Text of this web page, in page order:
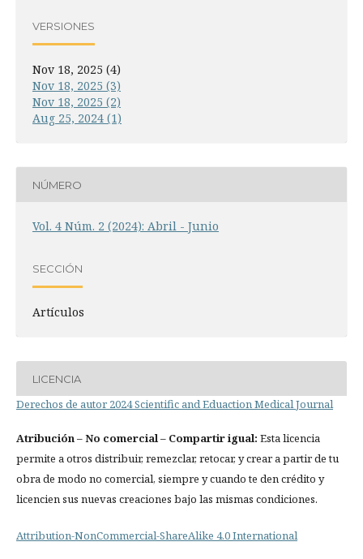
VERSIONES
Nov 18, 2025 (4)
Nov 18, 2025 (3)
Nov 18, 2025 (2)
Aug 25, 2024 (1)
NÚMERO
Vol. 4 Núm. 2 (2024): Abril - Junio
SECCIÓN
Artículos
LICENCIA
Derechos de autor 2024 Scientific and Eduaction Medical Journal
Atribución– No comercial – Compartir igual: Esta licencia
permite a otros distribuir, remezclar, retocar, y crear a partir de tu
obra de modo no comercial, siempre y cuando te den crédito y
licencien sus nuevas creaciones bajo las mismas condiciones.
Attribution-NonCommercial-ShareAlike 4.0 International